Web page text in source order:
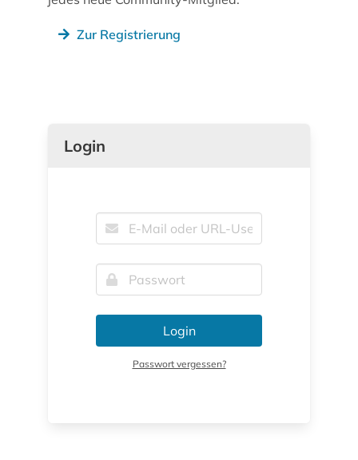
Zur Registrierung
Login
Login
Passwort vergessen?